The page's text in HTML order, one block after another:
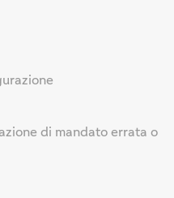
di mandato errata o